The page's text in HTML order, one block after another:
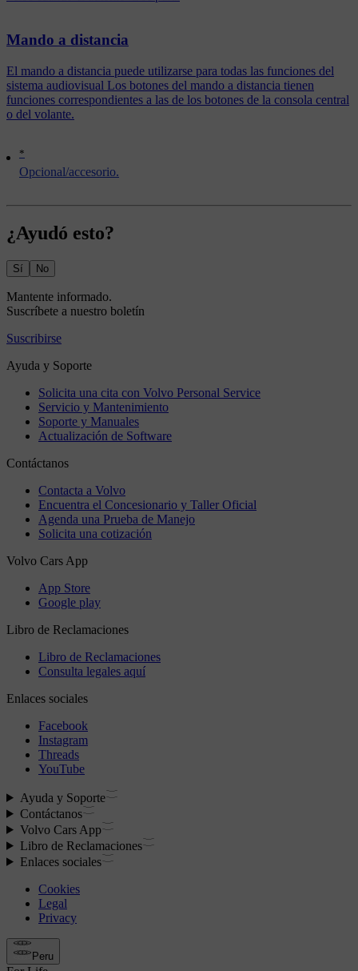
*
Opcional/accesorio.
Mando a distancia
El mando a distancia puede utilizarse para todas las funciones del
sistema audiovisual Los botones del mando a distancia tienen
funciones correspondientes a las de los botones de la consola central
o del volante.
¿Ayudó esto?
Sí No